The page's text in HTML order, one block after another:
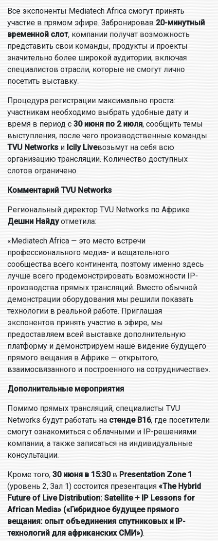
Все экспоненты Mediatech Africa смогут принять
участие в прямом эфире. Забронировав 20-минутный
временной слот, компании получат возможность
представить свои команды, продукты и проекты
значительно более широкой аудитории, включая
специалистов отрасли, которые не смогут лично
посетить выставку.
Процедура регистрации максимально проста:
участникам необходимо выбрать удобные дату и
время в период с 30 июня по 2 июля, сообщить темы
выступления, после чего производственные команды
TVU Networks и Icily Liveвозьмут на себя всю
организацию трансляции. Количество доступных
слотов ограничено.
Комментарий TVU Networks
Региональный директор TVU Networks по Африке
Дешни Найдуотметила:
«Mediatech Africa — это место встречи
профессионального медиа- и вещательного
сообщества всего континента, поэтому именно здесь
лучше всего продемонстрировать возможности IP-
производства прямых трансляций. Вместо обычной
демонстрации оборудования мы решили показать
технологии в реальной работе. Приглашая
экспонентов принять участие в эфире, мы
предоставляем всей выставке дополнительную
платформу и демонстрируем наше видение будущего
прямого вещания в Африке — открытого,
взаимосвязанного и построенного на сотрудничестве».
Дополнительные мероприятия
Помимо прямых трансляций, специалисты TVU
Networks будут работать на стенде B16, где посетители
смогут ознакомиться с облачными и IP-решениями
компании, а также записаться на индивидуальные
консультации.
Кроме того, 30 июня в 15:30в Presentation Zone 1
(уровень 2, Зал 1) состоится презентация «The Hybrid
Future of Live Distribution: Satellite + IP Lessons for
African Media» («Гибридное будущее прямого
вещания: опыт объединения спутниковых и IP-
технологий для африканских СМИ»).